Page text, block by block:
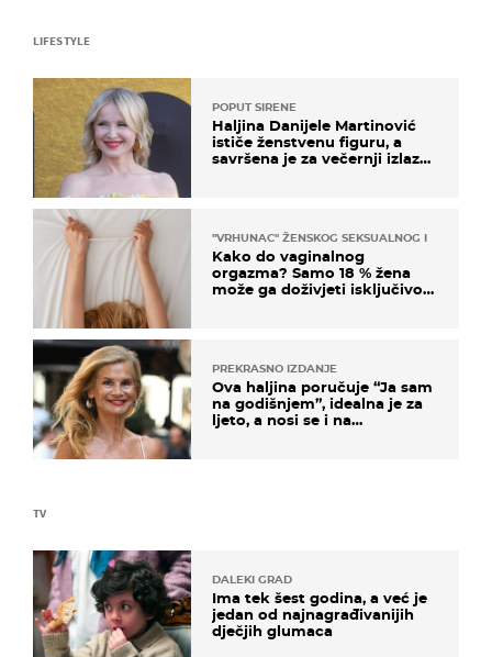
TV
DALEKI GRAD
Ima tek šest godina, a već je
jedan od najnagrađivanijih
dječjih glumaca
LIFESTYLE
POPUT SIRENE
Haljina Danijele Martinović
ističe ženstvenu figuru, a
savršena je za večernji izlazak
"VRHUNAC" ŽENSKOG SEKSUALNOG ISKUSTVA
Kako do vaginalnog
orgazma? Samo 18 % žena
može ga doživjeti isključivo
PREKRASNO IZDANJE
Ova haljina poručuje “Ja sam
na godišnjem”, idealna je za
ljeto, a nosi se i na